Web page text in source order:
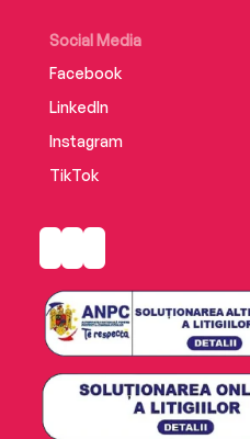
Social Media
Facebook
LinkedIn
Instagram
TikTok